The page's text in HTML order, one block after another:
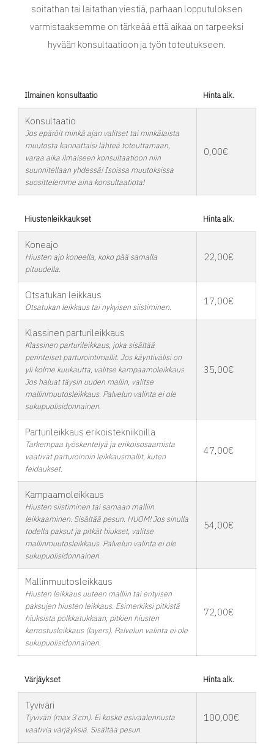
soitathan tai laitathan viestiä, parhaan lopputuloksen
varmistaaksemme on tärkeää että aikaa on tarpeeksi
hyvään konsultaatioon ja työn toteutukseen.
Ilmainen konsultaatio Hinta alk.
Konsultaatio
Jos epäröit minkä ajan valitset tai minkälaista
muutosta kannattaisi lähteä toteuttamaan,
varaa aika ilmaiseen konsultaatioon niin
suunnitellaan yhdessä! Isoissa muutoksissa
suosittelemme aina konsultaatiota!
0,00€
Hiustenleikkaukset Hinta alk.
Koneajo
Hiusten ajo koneella, koko pää samalla
pituudella.
22,00€
Otsatukan leikkaus
Otsatukan leikkaus tai nykyisen siistiminen. 17,00€
Klassinen parturileikkaus
Klassinen parturileikkaus, joka sisältää
perinteiset parturointimallit. Jos käyntivälisi on
yli kolme kuukautta, valitse kampaamoleikkaus.
Jos haluat täysin uuden mallin, valitse
mallinmuutosleikkaus. Palvelun valinta ei ole
sukupuolisidonnainen.
35,00€
Parturileikkaus erikoistekniikoilla
Tarkempaa työskentelyä ja erikoisosaamista
vaativat parturoinnin leikkausmallit, kuten
feidaukset.
47,00€
Kampaamoleikkaus
Hiusten siistiminen tai samaan malliin
leikkaaminen. Sisältää pesun. HUOM! Jos sinulla
todella paksut ja pitkät hiukset, valitse
mallinmuutosleikkaus. Palvelun valinta ei ole
sukupuolisidonnainen.
54,00€
Mallinmuutosleikkaus
Hiusten leikkaus uuteen malliin tai erityisen
paksujen hiusten leikkaus. Esimerkiksi pitkistä
hiuksista polkkatukkaan, pitkien hiusten
kerrostusleikkaus (layers). Palvelun valinta ei ole
sukupuolisidonnainen.
72,00€
Värjäykset Hinta alk.
Tyviväri
Tyviväri (max 3 cm). Ei koske esivaalennusta
vaativia värjäyksiä. Sisältää pesun.
100,00€